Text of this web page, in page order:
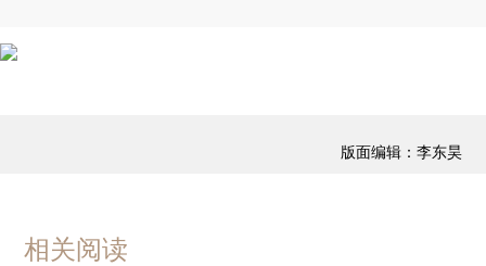
版面编辑：李东昊
相关阅读